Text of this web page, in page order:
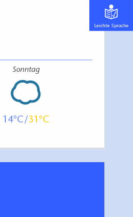
Sonntag
14 31
Leichte Sprache